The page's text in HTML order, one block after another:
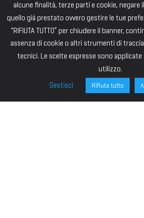
alcune finalità, terze parti e cookie, negare
quello già prestato ovvero gestire le tue
“RIFIUTA TUTTO” per chiudere il banner,
assenza di cookie o altri strumenti di
tecnici. Le scelte espresse sono
utilizzo.
Gestisci
Rifiuta tutto